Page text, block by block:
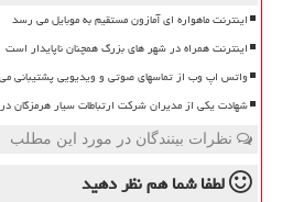
اینترنت ماهواره ای آمازون مستقیم به موبایل می رسد
اینترنت همراه در شهر های بزرگ همچنان ناپایدار است
واتس اپ وب از تماسهای صوتی و ویدیویی پشتیبانی
شهادت یکی از مدیران شرکت ارتباطات سیار هرمزگان در
نظرات بینندگان در مورد این مطلب
لطفا شما همنظر دهید